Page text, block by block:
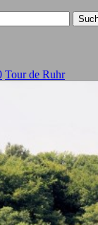
Tour de Ruhr